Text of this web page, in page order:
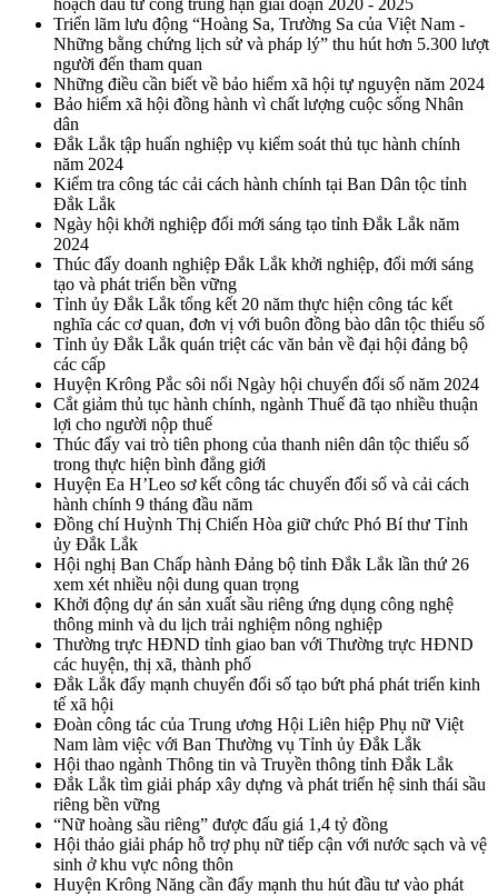
hoạch đầu tư công trung hạn giai đoạn 2020 - 2025
Triển lãm lưu động “Hoàng Sa, Trường Sa của Việt Nam -
Những bằng chứng lịch sử và pháp lý” thu hút hơn 5.300 lượt
người đến tham quan
Những điều cần biết về bảo hiểm xã hội tự nguyện năm 2024
Bảo hiểm xã hội đồng hành vì chất lượng cuộc sống Nhân
dân
Đắk Lắk tập huấn nghiệp vụ kiểm soát thủ tục hành chính
năm 2024
Kiểm tra công tác cải cách hành chính tại Ban Dân tộc tỉnh
Đắk Lắk
Ngày hội khởi nghiệp đổi mới sáng tạo tỉnh Đắk Lắk năm
2024
Thúc đẩy doanh nghiệp Đắk Lắk khởi nghiệp, đổi mới sáng
tạo và phát triển bền vững
Tỉnh ủy Đắk Lắk tổng kết 20 năm thực hiện công tác kết
nghĩa các cơ quan, đơn vị với buôn đồng bào dân tộc thiểu số
Tỉnh ủy Đắk Lắk quán triệt các văn bản về đại hội đảng bộ
các cấp
Huyện Krông Pắc sôi nổi Ngày hội chuyển đổi số năm 2024
Cắt giảm thủ tục hành chính, ngành Thuế đã tạo nhiều thuận
lợi cho người nộp thuế
Thúc đẩy vai trò tiên phong của thanh niên dân tộc thiểu số
trong thực hiện bình đẳng giới
Huyện Ea H’Leo sơ kết công tác chuyển đổi số và cải cách
hành chính 9 tháng đầu năm
Đồng chí Huỳnh Thị Chiến Hòa giữ chức Phó Bí thư Tỉnh
ủy Đắk Lắk
Hội nghị Ban Chấp hành Đảng bộ tỉnh Đắk Lắk lần thứ 26
xem xét nhiều nội dung quan trọng
Khởi động dự án sản xuất sầu riêng ứng dụng công nghệ
thông minh và du lịch trải nghiệm nông nghiệp
Thường trực HĐND tỉnh giao ban với Thường trực HĐND
các huyện, thị xã, thành phố
Đắk Lắk đẩy mạnh chuyển đổi số tạo bứt phá phát triển kinh
tế xã hội
Đoàn công tác của Trung ương Hội Liên hiệp Phụ nữ Việt
Nam làm việc với Ban Thường vụ Tỉnh ủy Đắk Lắk
Hội thao ngành Thông tin và Truyền thông tỉnh Đắk Lắk
Đắk Lắk tìm giải pháp xây dựng và phát triển hệ sinh thái sầu
riêng bền vững
“Nữ hoàng sầu riêng” được đấu giá 1,4 tỷ đồng
Hội thảo giải pháp hỗ trợ phụ nữ tiếp cận với nước sạch và vệ
sinh ở khu vực nông thôn
Huyện Krông Năng cần đẩy mạnh thu hút đầu tư vào phát